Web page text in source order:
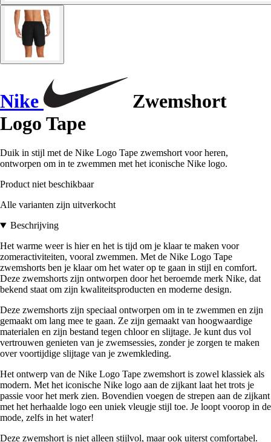
Nike
Zwemshort
Logo Tape
Duik in stijl met de Nike Logo Tape zwemshort voor heren,
ontworpen om in te zwemmen met het iconische Nike logo.
Product niet beschikbaar
Alle varianten zijn uitverkocht
Beschrijving
Het warme weer is hier en het is tijd om je klaar te maken voor
zomeractiviteiten, vooral zwemmen. Met de Nike Logo Tape
zwemshorts ben je klaar om het water op te gaan in stijl en comfort.
Deze zwemshorts zijn ontworpen door het beroemde merk Nike, dat
bekend staat om zijn kwaliteitsproducten en moderne design.
Deze zwemshorts zijn speciaal ontworpen om in te zwemmen en zijn
gemaakt om lang mee te gaan. Ze zijn gemaakt van hoogwaardige
materialen en zijn bestand tegen chloor en slijtage. Je kunt dus vol
vertrouwen genieten van je zwemsessies, zonder je zorgen te maken
over voortijdige slijtage van je zwemkleding.
Het ontwerp van de Nike Logo Tape zwemshort is zowel klassiek als
modern. Met het iconische Nike logo aan de zijkant laat het trots je
passie voor het merk zien. Bovendien voegen de strepen aan de zijkant
met het herhaalde logo een uniek vleugje stijl toe. Je loopt voorop in de
mode, zelfs in het water!
Deze zwemshort is niet alleen stijlvol, maar ook uiterst comfortabel.